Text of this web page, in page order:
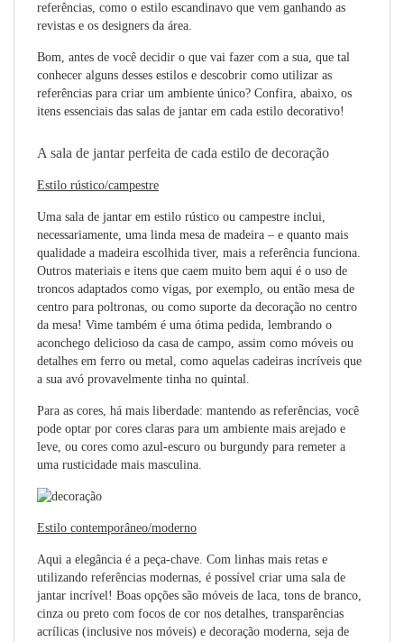
referências, como o estilo escandinavo que vem ganhando as
revistas e os designers da área.
Bom, antes de você decidir o que vai fazer com a sua, que tal
conhecer alguns desses estilos e descobrir como utilizar as
referências para criar um ambiente único? Confira, abaixo, os
itens essenciais das salas de jantar em cada estilo decorativo!
A sala de jantar perfeita de cada estilo de decoração
Estilo rústico/campestre
Uma sala de jantar em estilo rústico ou campestre inclui,
necessariamente, uma linda mesa de madeira – e quanto mais
qualidade a madeira escolhida tiver, mais a referência funciona.
Outros materiais e itens que caem muito bem aqui é o uso de
troncos adaptados como vigas, por exemplo, ou então mesa de
centro para poltronas, ou como suporte da decoração no centro
da mesa! Vime também é uma ótima pedida, lembrando o
aconchego delicioso da casa de campo, assim como móveis ou
detalhes em ferro ou metal, como aquelas cadeiras incríveis que
a sua avó provavelmente tinha no quintal.
Para as cores, há mais liberdade: mantendo as referências, você
pode optar por cores claras para um ambiente mais arejado e
leve, ou cores como azul-escuro ou burgundy para remeter a
uma rusticidade mais masculina.
Estilo contemporâneo/moderno
Aqui a elegância é a peça-chave. Com linhas mais retas e
utilizando referências modernas, é possível criar uma sala de
jantar incrível! Boas opções são móveis de laca, tons de branco,
cinza ou preto com focos de cor nos detalhes, transparências
acrílicas (inclusive nos móveis) e decoração moderna, seja de